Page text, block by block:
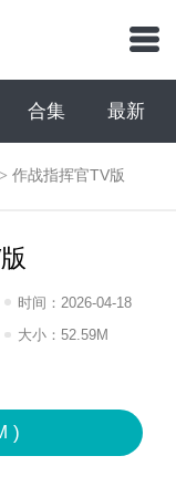
合集 最新
>作战指挥官TV版
时间： 2026-04-18
15:2026
大小： 52.59M
)